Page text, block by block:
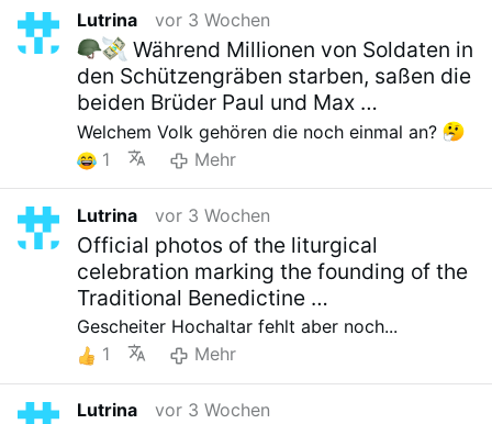
Lutrina vor 3 Wochen
Während Millionen von Soldaten in
den Schützengräben starben, saßen die
beiden Brüder Paul und Max …
Welchem Volk gehören die noch einmal an?
1
Mehr
Lutrina vor 3 Wochen
Official photos of the liturgical
celebration marking the founding of the
Traditional Benedictine …
Gescheiter Hochaltar fehlt aber noch...
1
Mehr
Lutrina vor 3 Wochen